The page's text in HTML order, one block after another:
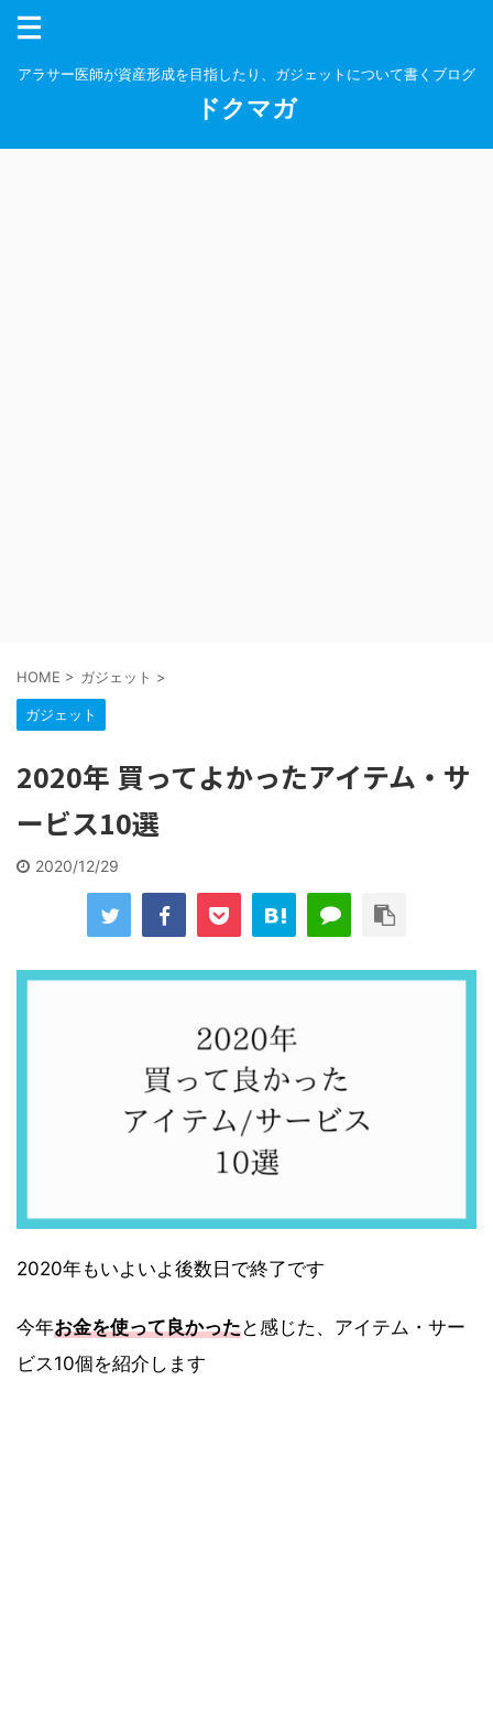
アラサー医師が資産形成を目指したり、ガジェットについて書くブログ
ドクマガ
HOME > ガジェット >
ガジェット
2020年 買ってよかったアイテム・サ
ービス10選
2020/12/29
2020年もいよいよ後数日で終了です
今年お金を使って良かったと感じた、アイテム・サー
ビス10個を紹介します